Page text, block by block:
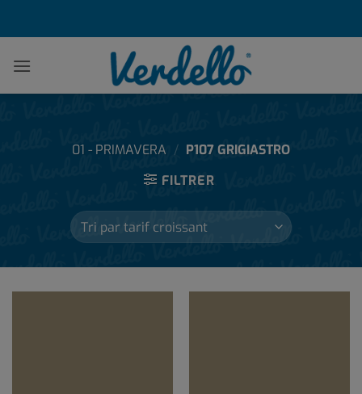
01 - PRIMAVERA / P107 GRIGIASTRO
FILTRER